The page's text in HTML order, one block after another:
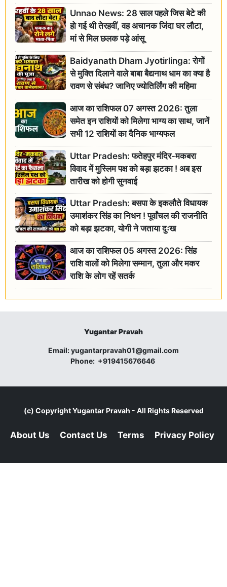
Unnao News: 28 साल पहले जिस बेटे की
हो गई थी तेरहवीं, वह अचानक जिंदा घर लौटा,
मां से मिल छलक पड़े आंसू
Baidyanath Dham Jyotirlinga: रोगों
से मुक्ति दिलाने वाले बाबा बैद्यनाथ धाम का क्या है
रावण से संबंध? जानिए ज्योतिर्लिंग की महिमा
आज का राशिफल 07 अगस्त 2026: तुला
समेत इन राशियों को मिलेगा भाग्य का साथ, जानें
सभी 12 राशियों का दैनिक भाग्यफल
Uttar Pradesh: फतेहपुर मंदिर-मकबरा
विवाद में मुस्लिम पक्ष को बड़ा झटका ! अब इस
तारीख को होगी सुनवाई
Uttar Pradesh: बसपा के इकलौते विधायक
उमाशंकर सिंह का निधन ! पूर्वांचल की राजनीति
को बड़ा झटका, योगी ने जताया दुःख
आज का राशिफल 05 अगस्त 2026: सिंह
राशि वालों को मिलेगा सम्मान, तुला और मकर
राशि के लोग रहें सतर्क
Yugantar Pravah
Email:yugantarpravah01@gmail.com
Phone: +919415676646
(c) CopyrightYugantar Pravah - All Rights Reserved
About Us Contact Us Terms Privacy Policy